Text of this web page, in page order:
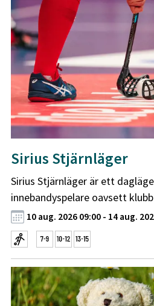
Sirius Stjärnläger
Sirius Stjärnläger är ett
innebandyspelare oavsett
10 aug. 2026 09:00 - 14 aug.